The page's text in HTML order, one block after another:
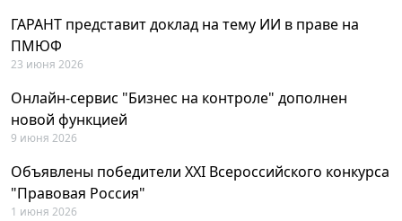
ГАРАНТ представит доклад на тему ИИ в праве на
ПМЮФ
23 июня 2026
Онлайн-сервис "Бизнес на контроле" дополнен
новой функцией
9 июня 2026
Объявлены победители XXI Всероссийского конкурса
"Правовая Россия"
1 июня 2026